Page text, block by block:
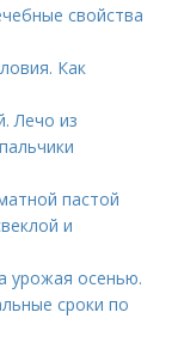
свойства
Как
Лечо из
пастой
и
урожая осенью.
сроки по